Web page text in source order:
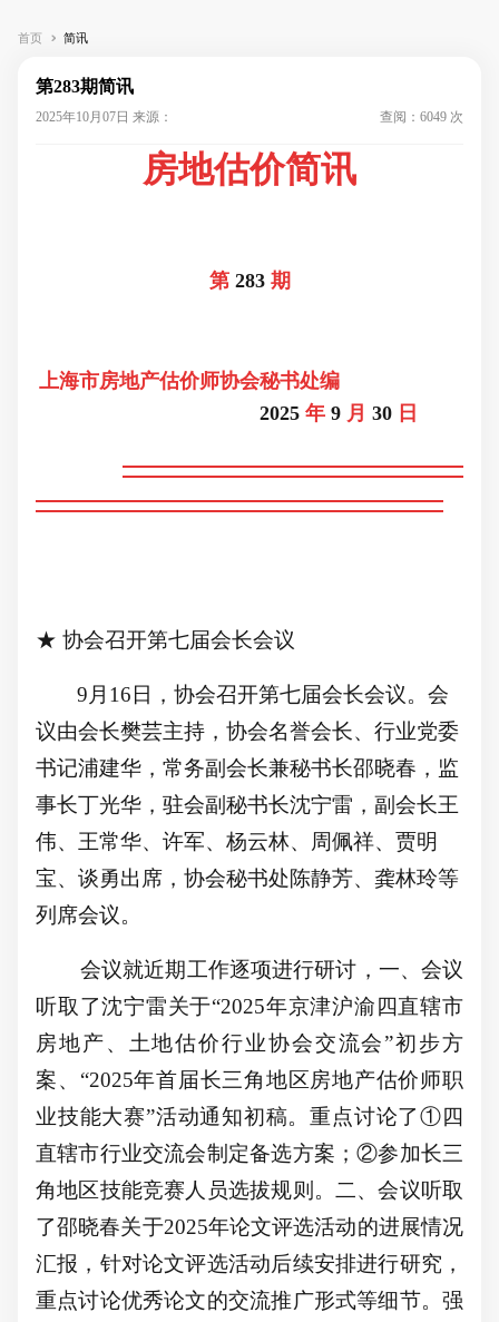
首页 简讯
第283期简讯
2025年10月07日 来源： 查阅：6049 次
房地估价简讯
第 283 期
上海市房地产估价师协会秘书处编
2025 年 9 月 30 日
★ 协会召开第七届会长会议
9月16日，协会召开第七届会长会议。会
议由会长樊芸主持，协会名誉会长、行业党委
书记浦建华，常务副会长兼秘书长邵晓春，监
事长丁光华，驻会副秘书长沈宁雷，副会长王
伟、王常华、许军、杨云林、周佩祥、贾明
宝、谈勇出席 ，协会秘书处陈静芳、龚林玲等
列 席会议。
会议就近期工作逐项进行研讨，一、会议
听取了沈宁雷关于“2025年京津沪渝四直辖市
房地产、土地估价行业协会交流会”初步方
案、“2025年首届长三角地区房地产估价师职
业技能大赛”活动通知初稿。重点讨论了①四
直辖市行业交流会制定备选方案；②参加长三
角地区技能竞赛人员选拔规则。二、会议听取
了邵晓春关于2025年论文评选活动的进展情况
汇报，针对论文评选活动后续安排进行研究，
重点讨论优秀论文的交流推广形式等细节。强